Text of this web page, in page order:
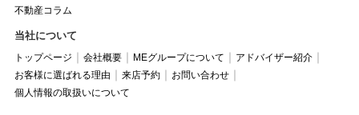
不動産コラム
当社について
トップページ 会社概要 MEグループについて
アドバイザー紹介
お客様に選ばれる理由
来店予約
お問い合わせ
個人情報の取扱いについて